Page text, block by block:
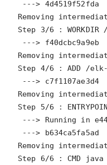
---> c7f1107ae3d4